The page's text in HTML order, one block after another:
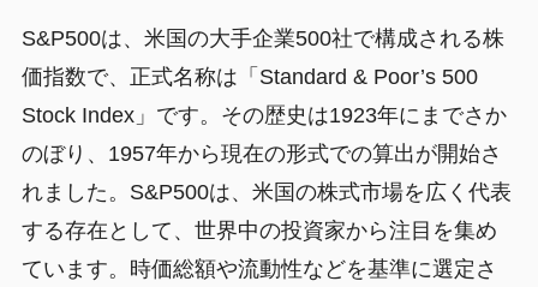
S&P500は、米国の大手企業500社で構成される株
価指数で、正式名称は「Standard & Poor’s 500
Stock Index」です。その歴史は1923年にまでさか
のぼり、1957年から現在の形式での算出が開始さ
れました。S&P500は、米国の株式市場を広く代表
する存在として、世界中の投資家から注目を集め
ています。時価総額や流動性などを基準に選定さ